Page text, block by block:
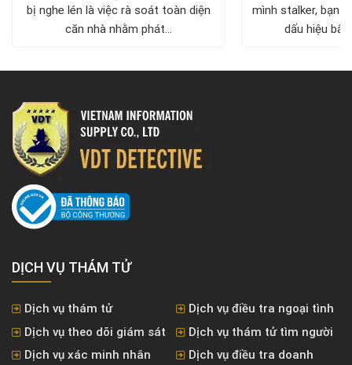
bị nghe lén là việc rà soát toàn diện
căn nhà nhằm phát...
mình stalker, bạn
dấu hiệu bất
DỊCH VỤ THÁM TỬ
Dịch vụ thám tử
Dịch vụ điều tra ngoại tình
Dịch vụ theo dõi giám sát
Dịch vụ thám tử tìm người
Dịch vụ xác minh nhân
Dịch vụ điều tra doanh